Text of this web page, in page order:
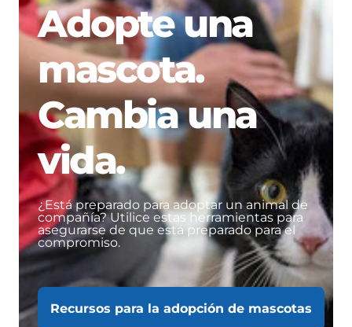
Adopte una
mascota.
Cambia una
vida.
¿Está preparado para adoptar un animal de
compañía? Utilice estas herramientas para
asegurarse de que está preparado para el
compromiso.
Recursos para la adopción de mascotas